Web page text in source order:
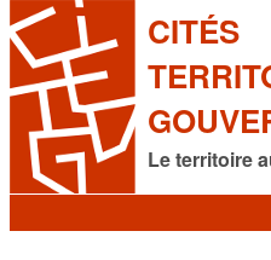
CITÉS
Le territoire